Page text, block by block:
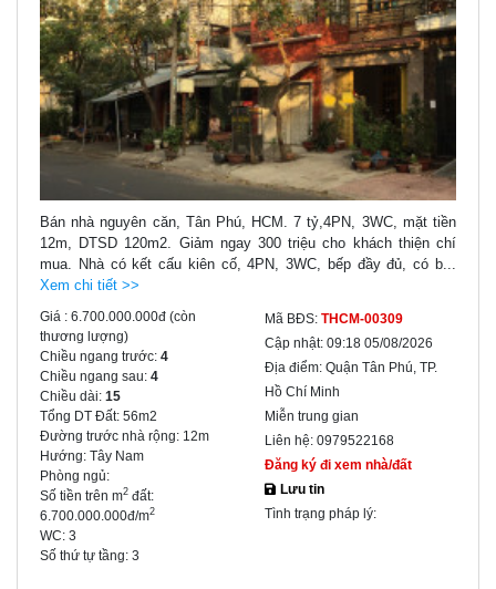
Bán nhà nguyên căn, Tân Phú, HCM. 7 tỷ,4PN, 3WC, mặt tiền
12m, DTSD 120m2. Giảm ngay 300 triệu cho khách thiện chí
mua. Nhà có kết cấu kiên cố, 4PN, 3WC, bếp đầy đủ, có b...
Xem chi tiết >>
Giá : 6.700.000.000đ (còn
thương lượng)
Chiều ngang trước: 4
Chiều ngang sau: 4
Chiều dài: 15
Tổng DT Đất: 56m2
Đường trước nhà rộng: 12m
Hướng: Tây Nam
Phòng ngủ:
Số tiền trên m2 đất:
6.700.000.000đ/m2
WC: 3
Số thứ tự tầng: 3
Mã BĐS: THCM-00309
Cập nhật: 09:18 05/08/2026
Địa điểm: Quận Tân Phú, TP.
Hồ Chí Minh
Miễn trung gian
Liên hệ: 0979522168
Đăng ký đi xem nhà/đất
Lưu tin
Tình trạng pháp lý: